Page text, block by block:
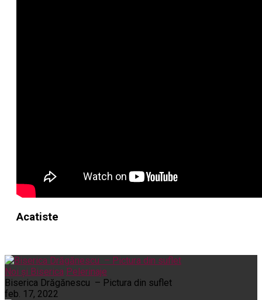
Acatiste
Noi și Biserica Pelerinaje
Biserica Drăgănescu – Pictura din suflet
feb. 17, 2022